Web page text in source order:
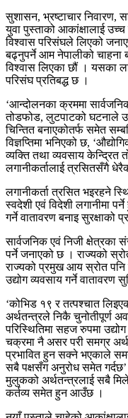
सुशासन, भ्रष्टाचार निवारण,
युवा पुस्ताको आकांक्षालाई
विश्वास परिसंघले लिएको
बढ्नुपर्ने आम नेपालीको चाहना
विश्वास लिएका छौं । यसका
परिसंघ प्रतिबद्ध छ ।
‘आन्दोलनका क्रममा
तोडफोड, लुटपाटको घटनाले
चिन्तित बनाएकोतर्फ समेत
विज्ञप्तिमा भनिएको छ,
व्यक्ति तथा व्यवसाय
लगानीकर्तालाई त्रसितसँगै
लगानीकर्ता त्रसित भइरहने
स्वदेशी एवं विदेशी लगानीमा पर्ने
गर्ने वातावरण बनाइ सुरक्षाको
सार्वजनिक एवं निजी क्षेत्रका
पर्ने जनाएको छ । राज्यको
राज्यको प्रमुख आय स्रोत पनि
उद्योग व्यवसाय गर्ने
‘कोभिड १९ र तत्पश्चात
अर्थतन्त्रले निकै चुनोतीपूर्ण
परिस्थितिमा सहज रुपमा
चक्रमा नै असर परी समग्र
प्रभावित हुन सक्ने भएकाले
सबै पक्षसँग अनुरोध समेत गर्दछ’
मुलुकको अर्थतन्त्रलाई सबै
कर्तव्य समेत हुन आउँछ ।